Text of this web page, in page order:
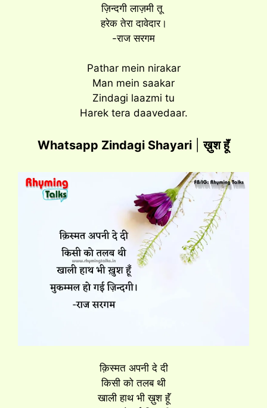
ज़िन्दगी लाज़मी तू
हरेक तेरा दावेदार।
-राज सरगम
Pathar mein nirakar
Man mein saakar
Zindagi laazmi tu
Harek tera daavedaar.
Whatsapp Zindagi Shayari |ख़ुश हूॅं
क़िस्मत अपनी दे दी
किसी को तलब थी
खाली हाथ भी ख़ुश हूॅं